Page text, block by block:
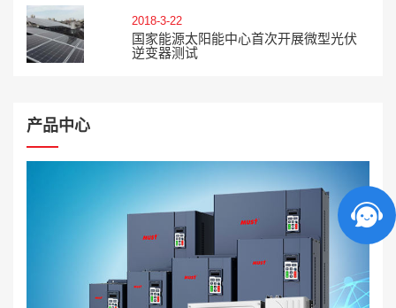
2018-3-22
国家能源太阳能中心首次开展微型光伏
逆变器测试
产品中心